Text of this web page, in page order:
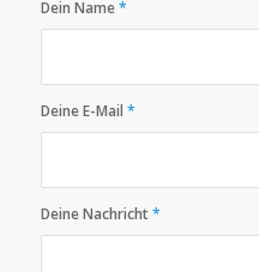
Dein Name*
Deine E-Mail *
Deine Nachricht*